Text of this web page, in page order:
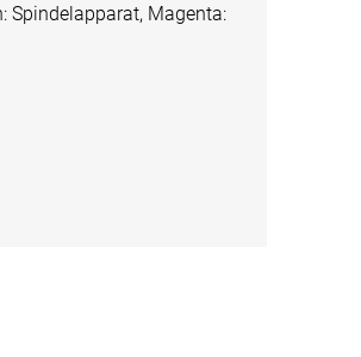
Spindelapparat, Magenta: